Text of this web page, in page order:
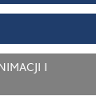
I